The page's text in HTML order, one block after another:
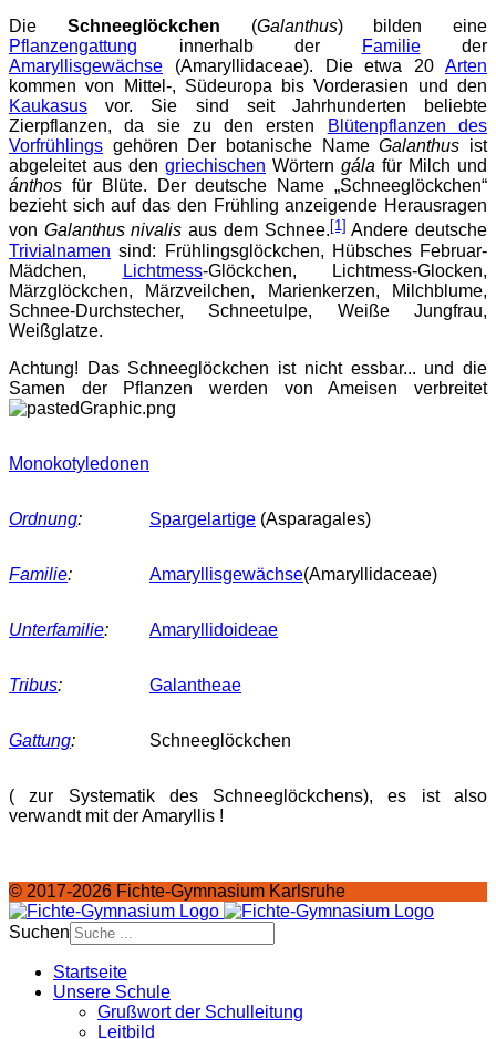
Die Schneeglöckchen (Galanthus) bilden eine
Pflanzengattung innerhalb der Familieder
Amaryllisgewächse (Amaryllidaceae). Die etwa 20 Arten
kommen von Mittel-, Südeuropa bis Vorderasien und den
Kaukasus vor. Sie sind seit Jahrhunderten beliebte
Zierpflanzen, da sie zu den ersten
Blütenpflanzen des
Vorfrühlings gehören Der botanische NameGalanthus ist
abgeleitet aus den griechischen Wörtern gála für Milch und
ánthos für Blüte. Der deutsche Name „Schneeglöckchen“
bezieht sich auf das den Frühling anzeigende Herausragen
von Galanthus nivalis aus dem Schnee.[1] Andere deutsche
Trivialnamen sind: Frühlingsglöckchen, Hübsches Februar-
Mädchen,
Lichtmess-Glöckchen, Lichtmess-Glocken,
Märzglöckchen, Märzveilchen, Marienkerzen, Milchblume,
Schnee-Durchstecher, Schneetulpe, Weiße Jungfrau,
Weißglatze.
Achtung! Das Schneeglöckchen ist nicht essbar... und die
Samen der Pflanzen werden von Ameisen verbreitet
Monokotyledonen
Ordnung: Spargelartige (Asparagales)
Familie: Amaryllisgewächse(Amaryllidaceae)
Unterfamilie: Amaryllidoideae
Tribus: Galantheae
Gattung: Schneeglöckchen
( zur Systematik des Schneeglöckchens), es ist also
verwandt mit der Amaryllis !
© 2017-2026 Fichte-Gymnasium Karlsruhe
Suchen
Startseite
Unsere Schule
Grußwort der Schulleitung
Leitbild